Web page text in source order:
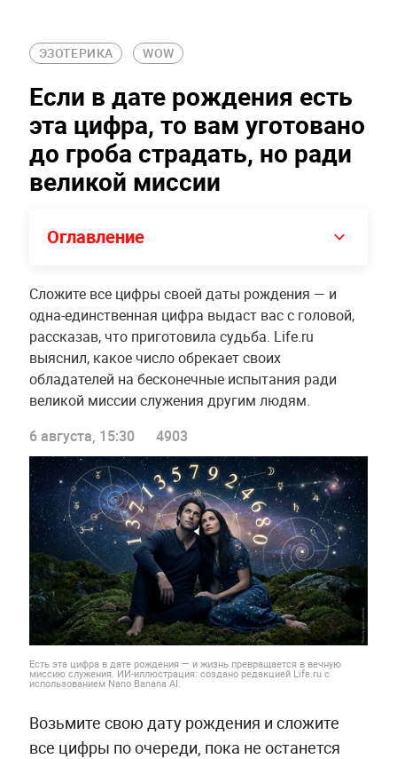
ЭЗОТЕРИКА WOW
Если в дате рождения есть
эта цифра, то вам уготовано
до гроба страдать, но ради
великой миссии
Оглавление
Сложите все цифры своей даты рождения — и
одна-единственная цифра выдаст вас с головой,
рассказав, что приготовила судьба. Life.ru
выяснил, какое число обрекает своих
обладателей на бесконечные испытания ради
великой миссии служения другим людям.
6 августа, 15:30
4903
Есть эта цифра в дате рождения — и жизнь превращается в вечную
миссию служения. ИИ-иллюстрация: создано редакцией Life.ru с
использованием Nano Banana AI.
Возьмите свою дату рождения и сложите
все цифры по очереди, пока не останется